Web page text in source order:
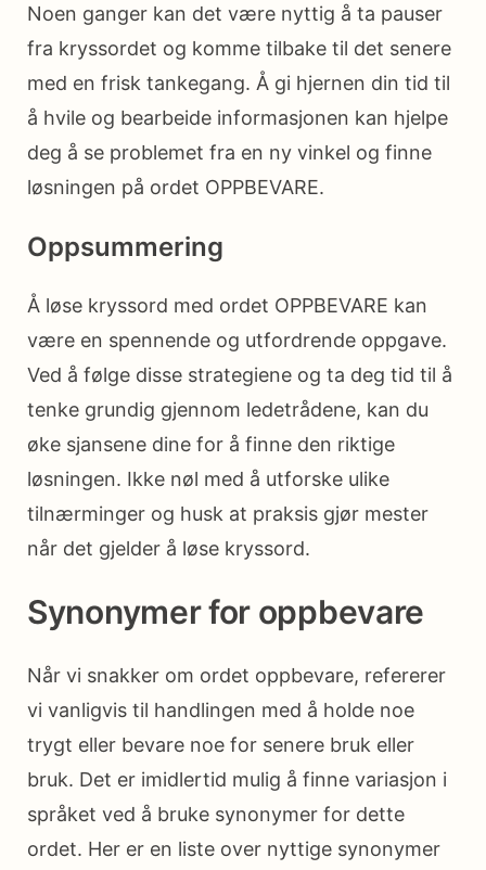
Noen ganger kan det være nyttig å ta pauser
fra kryssordet og komme tilbake til det senere
med en frisk tankegang. Å gi hjernen din tid til
å hvile og bearbeide informasjonen kan hjelpe
deg å se problemet fra en ny vinkel og finne
løsningen på ordet OPPBEVARE.
Oppsummering
Å løse kryssord med ordet OPPBEVARE kan
være en spennende og utfordrende oppgave.
Ved å følge disse strategiene og ta deg tid til å
tenke grundig gjennom ledetrådene, kan du
øke sjansene dine for å finne den riktige
løsningen. Ikke nøl med å utforske ulike
tilnærminger og husk at praksis gjør mester
når det gjelder å løse kryssord.
Synonymer for oppbevare
Når vi snakker om ordet oppbevare, refererer
vi vanligvis til handlingen med å holde noe
trygt eller bevare noe for senere bruk eller
bruk. Det er imidlertid mulig å finne variasjon i
språket ved å bruke synonymer for dette
ordet. Her er en liste over nyttige synonymer